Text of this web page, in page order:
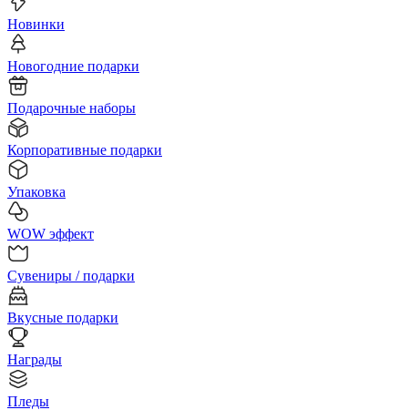
Новинки
Новогодние подарки
Подарочные наборы
Корпоративные подарки
Упаковка
WOW эффект
Сувениры / подарки
Вкусные подарки
Награды
Пледы